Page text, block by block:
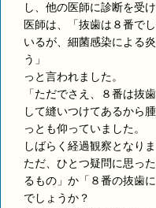
し、他の医師に診断を受け
医師は、「抜歯は８番で
いるが、細菌感染による
う」
っと言われました。
「ただでさえ、８番は抜
して縫いつけてあるから
っとも仰っていました。
しばらく経過観察となりま
ただ、ひとつ疑問に思っ
るもの」か「８番の抜歯
でしょうか？